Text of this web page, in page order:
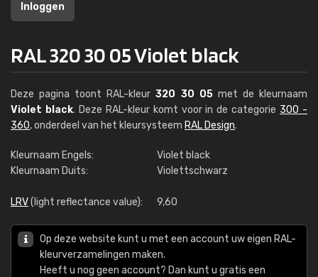
Inloggen
RAL 320 30 05 Violet black
Deze pagina toont RAL-kleur320 30 05met de kleurnaam
Violet black. Deze RAL-kleur komt voor in de categorie 300 -
360, onderdeel van het kleursysteem RAL Design.
Kleurnaam Engels:
Violet black
Kleurnaam Duits:
Violettschwarz
LRV(light reflectance value): 9,60
Op deze website kunt u met een account uw eigen RAL-
kleurverzamelingen maken.
Heeft u nog geen account? Dan kunt u gratis een